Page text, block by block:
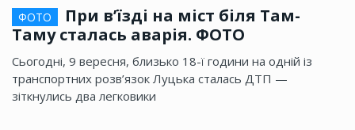
ФОТО
При в’їзді на міст біля Там-
Таму сталась аварія. ФОТО
Сьогодні, 9 вересня, близько 18-ї години на одній із
транспортних розв’язок Луцька сталась ДТП —
зіткнулись два легковики